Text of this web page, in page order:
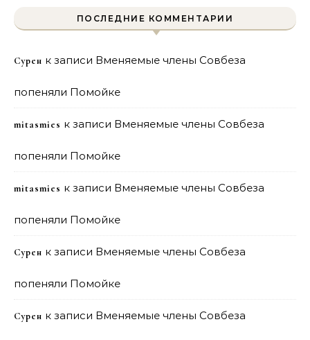
ПОСЛЕДНИЕ КОММЕНТАРИИ
Сурен к записи Вменяемые члены Совбеза
попеняли Помойке
mitasmies к записи Вменяемые члены Совбеза
попеняли Помойке
mitasmies к записи Вменяемые члены Совбеза
попеняли Помойке
Сурен к записи Вменяемые члены Совбеза
попеняли Помойке
Сурен к записи Вменяемые члены Совбеза